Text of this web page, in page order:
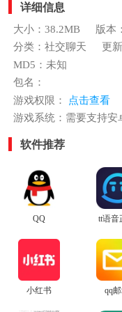
详细信息
大小：38.2MB
版本
分类：社交聊天
更
MD5：未知
包名：
游戏权限：
点击查看
游戏系统：需要支持安
软件推荐
QQ tt语音
小红书 qq